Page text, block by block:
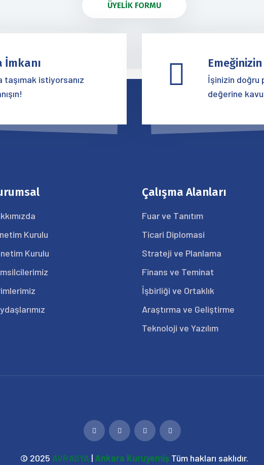
ÜYELİK FORMU
İmkanı
taşımak istiyorsanız
Emeğinizin
İşinizin doğru
değerine
Kurulu
Kurulu
Çalışma Alanları
Fuar ve Tanıtım
Ticari Diplomasi
Strateji ve Planlama
Finans ve Teminat
İşbirliği ve Ortaklık
Araştırma ve Geliştirme
Teknoloji ve Yazılım
© 2025 AVRASYA | Ankara Kuruyemiş Tüm hakları saklıdır.